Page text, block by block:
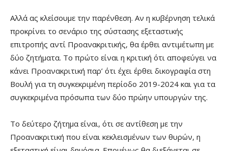
Αλλά ας κλείσουμε την παρένθεση. Αν η κυβέρνηση τελικά
προκρίνει το σενάριο της σύστασης εξεταστικής
επιτροπής αντί Προανακριτικής, θα έρθει αντιμέτωπη με
δύο ζητήματα. Το πρώτο είναι η κριτική ότι αποφεύγει να
κάνει Προανακριτική παρ’ ότι έχει έρθει δικογραφία στη
Βουλή για τη συγκεκριμένη περίοδο 2019-2024 και για τα
συγκεκριμένα πρόσωπα των δύο πρώην υπουργών της.
Το δεύτερο ζήτημα είναι, ότι σε αντίθεση με την
Προανακριτική που είναι κεκλεισμένων των θυρών, η